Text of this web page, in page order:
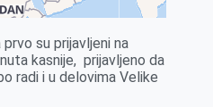
su prijavljeni na
kasnije, prijavljeno da
radi i u delovima Velike